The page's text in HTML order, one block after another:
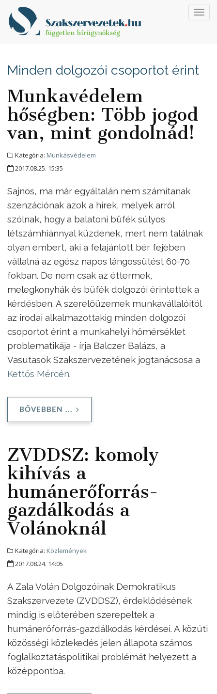
Minden dolgozói csoportot érint
Munkavédelem
hőségben: Több jogod
van, mint gondolnád!
Kategória: Munkásvédelem
2017.08.25. 15:35
Sajnos, ma már egyáltalán nem számítanak
szenzációnak azok a hírek, melyek arról
szólnak, hogy a balatoni büfék súlyos
létszámhiánnyal küzdenek, mert nem találnak
olyan embert, aki a felajánlott bér fejében
vállalná az egész napos lángossütést 60-70
fokban. De nem csak az éttermek,
melegkonyhák és büfék dolgozói érintettek a
kérdésben. A szerelőüzemek munkavállalóitól
az irodai alkalmazottakig minden dolgozói
csoportot érint a munkahelyi hőmérséklet
problematikája - írja Balczer Balázs, a
Vasutasok Szakszervezetének jogtanácsosa a
Kettős Mércén.
BŐVEBBEN ...
ZVDDSZ: komoly
kihívás a
humánerőforrás-
gazdálkodás a
Volánoknál
Kategória: Közlemények
2017.08.24. 14:05
A Zala Volán Dolgozóinak Demokratikus
Szakszervezete (ZVDDSZ), érdeklődésének
mindig is előterében szerepeltek a
humánerőforrás-gazdálkodás kérdései. A közúti
közösségi közlekedés jelen állapota számos
foglalkoztatáspolitikai problémát helyezett a
középpontba.